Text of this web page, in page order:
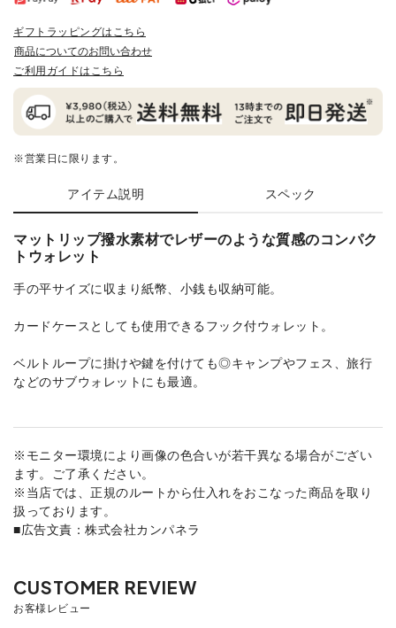
ギフトラッピングはこちら
商品についてのお問い合わせ
ご利用ガイドはこちら
※営業日に限ります。
アイテム説明 スペック
マットリップ撥水素材でレザーのような質感のコンパク
トウォレット
手の平サイズに収まり紙幣、小銭も収納可能。
カードケースとしても使用できるフック付ウォレット。
ベルトループに掛けや鍵を付けても◎キャンプやフェス、旅行
などのサブウォレットにも最適。
※モニター環境により画像の色合いが若干異なる場合がござい
ます。ご了承ください。
※当店では、正規のルートから仕入れをおこなった商品を取り
扱っております。
■広告文責：株式会社カンパネラ